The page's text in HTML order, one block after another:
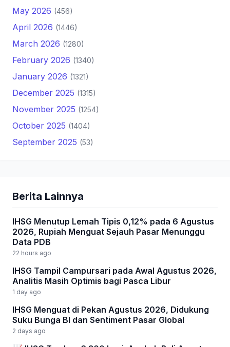
May 2026 (456)
April 2026 (1446)
March 2026 (1280)
February 2026 (1340)
January 2026 (1321)
December 2025 (1315)
November 2025 (1254)
October 2025 (1404)
September 2025 (53)
Berita Lainnya
IHSG Menutup Lemah Tipis 0,12% pada 6 Agustus
2026, Rupiah Menguat Sejauh Pasar Menunggu
Data PDB
22 hours ago
IHSG Tampil Campursari pada Awal Agustus 2026,
Analitis Masih Optimis bagi Pasca Libur
1 day ago
IHSG Menguat di Pekan Agustus 2026, Didukung
Suku Bunga BI dan Sentiment Pasar Global
2 days ago